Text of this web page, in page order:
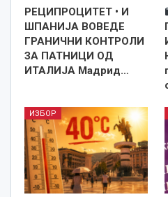
РЕЦИПРОЦИТЕТ • И
ШПАНИЈА ВОВЕДЕ
ГРАНИЧНИ КОНТРОЛИ
ЗА ПАТНИЦИ ОД
ИТАЛИЈА Мадрид…
ИЗБОР